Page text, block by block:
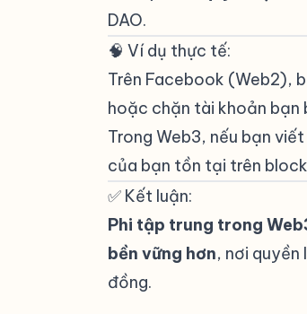
DAO.
🧠 Ví dụ thực tế:
Trên Facebook (Web2),
hoặc chặn tài khoản bạn
Trong Web3, nếu bạn
của bạn tồn tại trên
✅ Kết luận:
Phi tập trung trong
bền vững hơn, nơi
đồng.